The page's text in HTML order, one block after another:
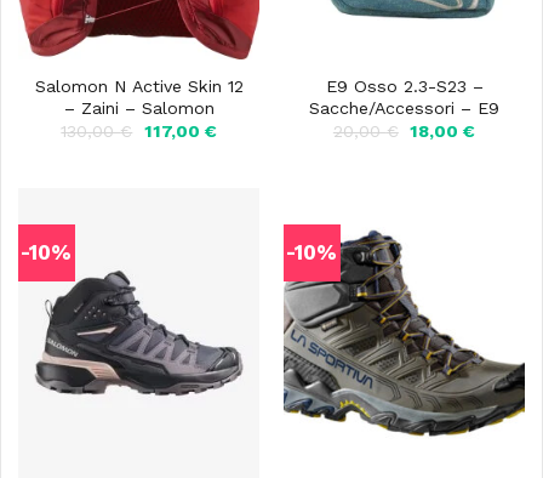
Salomon N Active Skin 12
– Zaini – Salomon
130,00€
Il
117,00 €Il
E9 Osso 2.3-S23 –
Sacche/Accessori – E9
20,00€ Il
18,00€Il
-10% -10%